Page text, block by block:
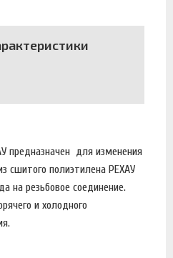
предназначен для изменения
сшитого полиэтилена РЕХАУ
на резьбовое соединение.
и холодного